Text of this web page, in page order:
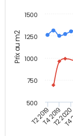
Prix au m2
T2 2019T4 2019T2 2020
500
750
1000
1250
1500